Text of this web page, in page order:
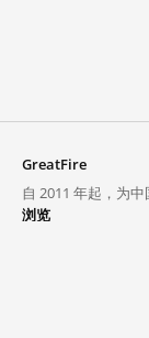
GreatFire
自 2011 年起，为中
浏览